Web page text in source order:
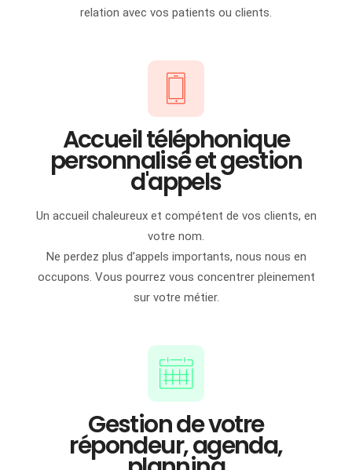
relation avec vos patients ou clients.
Accueil téléphonique
personnalisé et gestion
d'appels
Un accueil chaleureux et compétent de vos clients, en
votre nom.
Ne perdez plus d’appels importants, nous nous en
occupons. Vous pourrez vous concentrer pleinement
sur votre métier.
Gestion de votre
répondeur, agenda,